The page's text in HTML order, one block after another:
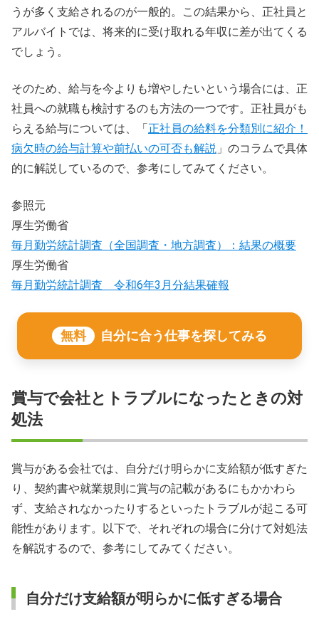
うが多く支給されるのが一般的。この結果から、正社員と
アルバイトでは、将来的に受け取れる年収に差が出てくる
でしょう。
そのため、給与を今よりも増やしたいという場合には、正
社員への就職も検討するのも方法の一つです。正社員がも
らえる給与については、「 正社員の給料を分類別に紹介！
病欠時の給与計算や前払いの可否も解説 」のコラムで具体
的に解説しているので、参考にしてみてください。
参照元
厚生労働省
毎月勤労統計調査（全国調査・地方調査）：結果の概要
厚生労働省
毎月勤労統計調査 令和6年3月分結果確報
無料 自分に合う仕事を探してみる
賞与で会社とトラブルになったときの対
処法
賞与がある会社では、自分だけ明らかに支給額が低すぎた
り、契約書や就業規則に賞与の記載があるにもかかわら
ず、支給されなかったりするといったトラブルが起こる可
能性があります。以下で、それぞれの場合に分けて対処法
を解説するので、参考にしてみてください。
自分だけ支給額が明らかに低すぎる場合